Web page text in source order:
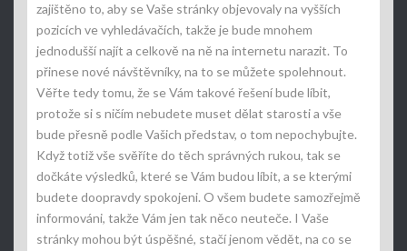
zajištěno to, aby se Vaše stránky objevovaly na vyšších
pozicích ve vyhledávačích, takže je bude mnohem
jednodušší najít a celkově na ně na internetu narazit. To
přinese nové návštěvníky, na to se můžete spolehnout.
Věřte tedy tomu, že se Vám takové řešení bude líbit,
protože si s ničím nebudete muset dělat starosti a vše
bude přesně podle Vašich představ, o tom nepochybujte.
Když totiž vše svěříte do těch správných rukou, tak se
dočkáte výsledků, které se Vám budou líbit, a se kterými
budete doopravdy spokojeni. O všem budete samozřejmě
informováni, takže Vám jen tak něco neuteče. I Vaše
stránky mohou být úspěšné, stačí jenom vědět, na co se